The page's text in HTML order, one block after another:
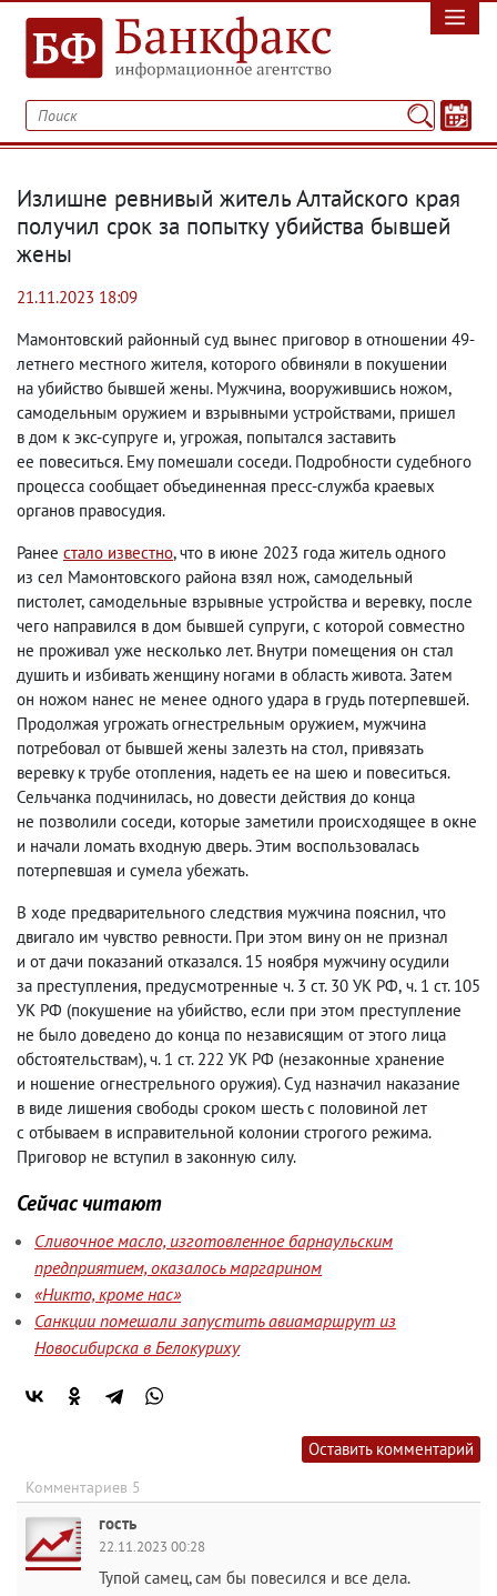
Излишне ревнивый житель Алтайского края
получил срок за попытку убийства бывшей
жены
21.11.2023 18:09
Мамонтовский районный суд вынес приговор в отношении 49-
летнего местного жителя, которого обвиняли в покушении
на убийство бывшей жены. Мужчина, вооружившись ножом,
самодельным оружием и взрывными устройствами, пришел
в дом к экс-супруге и, угрожая, попытался заставить
ее повеситься. Ему помешали соседи. Подробности судебного
процесса сообщает объединенная пресс-служба краевых
органов правосудия.
Ранее стало известно, что в июне 2023 года житель одного
из сел Мамонтовского района взял нож, самодельный
пистолет, самодельные взрывные устройства и веревку, после
чего направился в дом бывшей супруги, с которой совместно
не проживал уже несколько лет. Внутри помещения он стал
душить и избивать женщину ногами в область живота. Затем
он ножом нанес не менее одного удара в грудь потерпевшей.
Продолжая угрожать огнестрельным оружием, мужчина
потребовал от бывшей жены залезть на стол, привязать
веревку к трубе отопления, надеть ее на шею и повеситься.
Сельчанка подчинилась, но довести действия до конца
не позволили соседи, которые заметили происходящее в окне
и начали ломать входную дверь. Этим воспользовалась
потерпевшая и сумела убежать.
В ходе предварительного следствия мужчина пояснил, что
двигало им чувство ревности. При этом вину он не признал
и от дачи показаний отказался. 15 ноября мужчину осудили
за преступления, предусмотренные ч. 3 ст. 30 УК РФ, ч. 1 ст. 105
УК РФ (покушение на убийство, если при этом преступление
не было доведено до конца по независящим от этого лица
обстоятельствам), ч. 1 ст. 222 УК РФ (незаконные хранение
и ношение огнестрельного оружия). Суд назначил наказание
в виде лишения свободы сроком шесть с половиной лет
с отбываем в исправительной колонии строгого режима.
Приговор не вступил в законную силу.
Сейчас читают
Сливочное масло, изготовленное барнаульским
предприятием, оказалось маргарином
«Никто, кроме нас»
Санкции помешали запустить авиамаршрут из
Новосибирска в Белокуриху
Оставить комментарий
Комментариев 5
гость
22.11.2023 00:28
Тупой самец, сам бы повесился и все дела.